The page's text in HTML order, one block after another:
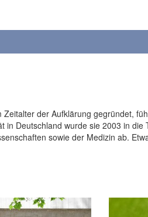
der Aufklärung gegründet,
Deutschland wurde sie 2003 in
sowie der Medizin ab.